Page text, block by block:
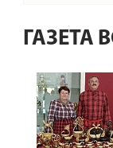
ГАЗЕТА